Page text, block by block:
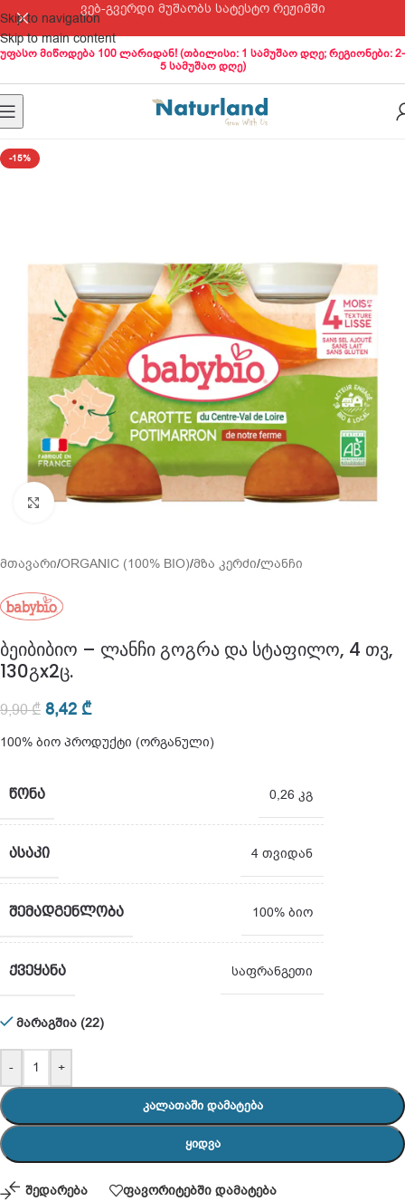
Skip to navigation
Skip to main content
ვებ-გვერდი მუშაობს სატესტო რეჟიმში
უფასო მიწოდება 100 ლარიდან! (თბილისი: 1 სამუშაო დღე; რეგიონები: 2-
5 სამუშაო დღე)
-15%
გადიდება
მთავარი/ORGANIC (100% BIO)/მზა კერძი/ლანჩი
ბეიბიბიო – ლანჩი გოგრა და სტაფილო, 4 თვ,
130გx2ც.
9,90₾ 8,42 ₾
100% ბიო პროდუქტი (ორგანული)
ᲬᲝᲜᲐ 0,26 კგ
ᲐᲡᲐᲙᲘ 4 თვიდან
ᲨᲔᲛᲐᲓᲒᲔᲜᲚᲝᲑᲐ 100% ბიო
ᲥᲕᲔᲧᲐᲜᲐ საფრანგეთი
მარაგშია (22)
- +
ᲙᲐᲚᲐᲗᲐᲨᲘ ᲓᲐᲛᲐᲢᲔᲑᲐ
ᲧᲘᲓᲕᲐ
შედარება ფავორიტებში დამატება